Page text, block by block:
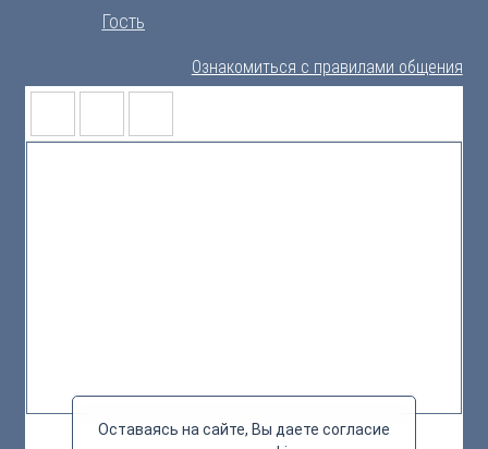
Гость
Ознакомиться с правилами общения
Оставаясь на сайте, Вы даете согласие